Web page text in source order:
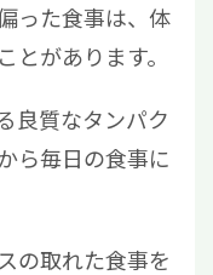
った食事は、体
があります。
良質なタンパク
ら毎日の食事に
の取れた食事を